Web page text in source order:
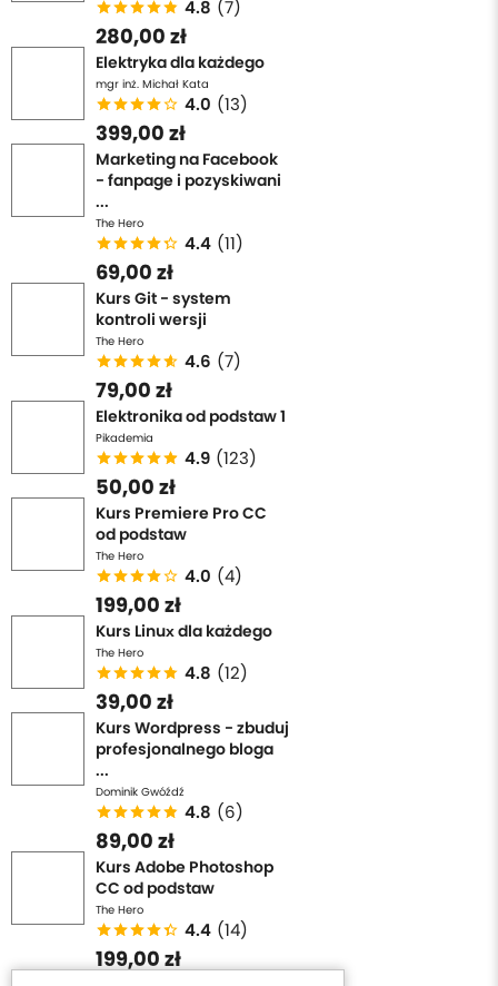
we własnych rysunkach.
Kompozycja i walor
W tym kursie znajdziesz praktyczne porady o tym
gdzie szukać i jak kreślić kompozycję
Ci kilka ćwiczeń, z których będziesz mógł skorzystać,
aby podszlifować swój rysunek nie tylko pod kątem
obiektów znajdujących się na nim, ale także ich
wzajemnego oddziaływania. Pokażę Ci błędy
kompozycyjne, których unikać, oraz jak kłaść walor i
gradient na szybkich szkicach kompozycyjnych.
Dlaczego warto rysować?
Rysunek pozwala pobudzić wyobraźnię, ponieważ
zaczynasz tworzyć i obserwować rzeczywistość w inny
sposób. Rzeczy które obserwujesz zaczynają posiadać
teksturę, którą nie tylko będziesz chciał zrozumieć, ale
też wyrazić za pomocą danych metod rysunku,
narzędzi oraz stylu. Z biegiem czasu taka obserwacja
pozwala na pogłębienie wyobraźni. A przecież
wyobraźnia to jedyne co nas ogranicza. Posiadając
umiejętność przekazania informacji jak dana rzecz
wygląda, pozwala również na poszerzeniu Twoich
umiejętności komunikacji, jak i tworzeniu rzeczy
innowacyjnych.
4.8 (7)
280,00 zł
Elektryka dla każdego
mgr inż. Michał Kata
4.0 (13)
399,00 zł
Marketing na Facebook
- fanpage i pozyskiwani
...
The Hero
4.4 (11)
69,00 zł
Kurs Git - system
kontroli wersji
The Hero
4.6 (7)
79,00 zł
Elektronika od podstaw 1
Pikademia
4.9 (123)
50,00 zł
Kurs Premiere Pro CC
od podstaw
The Hero
4.0 (4)
199,00 zł
Kurs Linux dla każdego
The Hero
4.8 (12)
39,00 zł
Kurs Wordpress - zbuduj
profesjonalnego bloga
...
Dominik Gwóźdź
4.8 (6)
89,00 zł
Kurs Adobe Photoshop
CC od podstaw
The Hero
4.4 (14)
199,00 zł